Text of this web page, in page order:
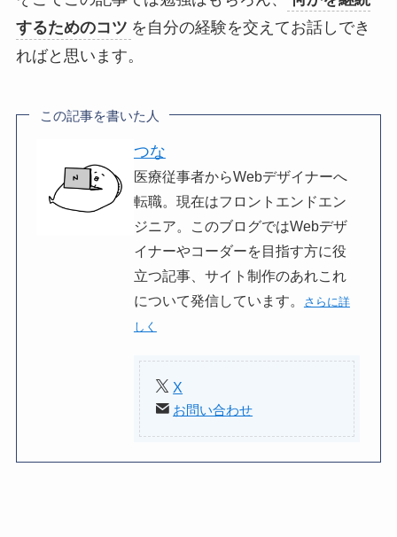
するためのコツ を自分の経験を交えてお話しでき
ればと思います。
この記事を書いた人
つな
医療従事者からWebデザイナーへ
転職。現在はフロントエンドエン
ジニア。このブログではWebデザ
イナーやコーダーを目指す方に役
立つ記事、サイト制作のあれこれ
について発信しています。
さらに詳
しく
X
お問い合わせ